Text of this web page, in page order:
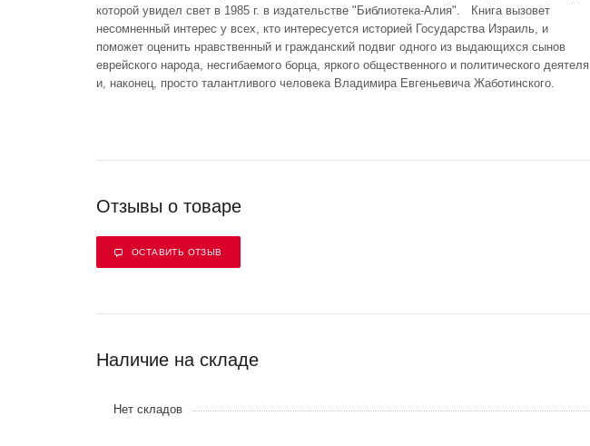
которой увидел свет в 1985 г. в издательстве "Библиотека-Алия". Книга вызовет
несомненный интерес у всех, кто интересуется историей Государства Израиль, и
поможет оценить нравственный и гражданский подвиг одного из выдающихся сынов
еврейского народа, несгибаемого борца, яркого общественного и политического деятеля
и, наконец, просто талантливого человека Владимира Евгеньевича Жаботинского.
Отзывы о товаре
ОСТАВИТЬ ОТЗЫВ
Наличие на складе
Нет складов